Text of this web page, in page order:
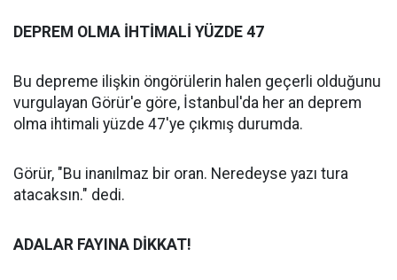
DEPREM OLMA İHTİMALİ YÜZDE 47
Bu depreme ilişkin öngörülerin halen geçerli olduğunu
vurgulayan Görür'e göre, İstanbul'da her an deprem
olma ihtimali yüzde 47'ye çıkmış durumda.
Görür, "Bu inanılmaz bir oran. Neredeyse yazı tura
atacaksın." dedi.
ADALAR FAYINA DİKKAT!